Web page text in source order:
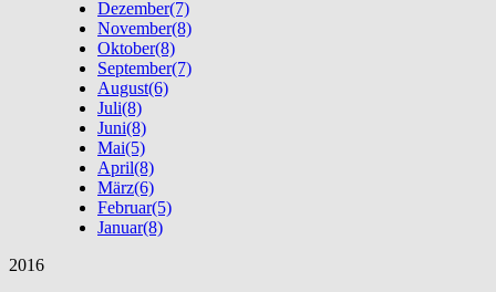
Dezember(7)
November(8)
Oktober(8)
September(7)
August(6)
Juli(8)
Juni(8)
Mai(5)
April(8)
März(6)
Februar(5)
Januar(8)
2016